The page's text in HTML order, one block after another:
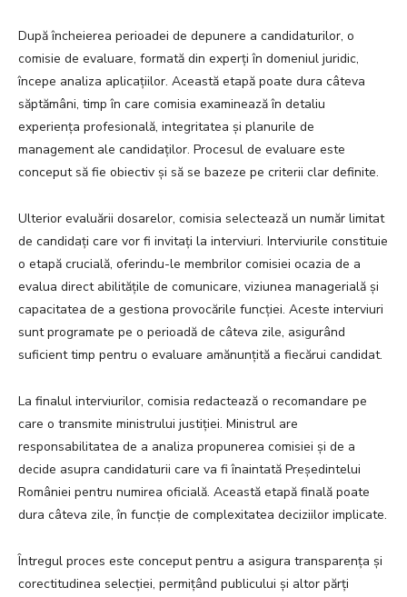
După încheierea perioadei de depunere a candidaturilor, o
comisie de evaluare, formată din experți în domeniul juridic,
începe analiza aplicațiilor. Această etapă poate dura câteva
săptămâni, timp în care comisia examinează în detaliu
experiența profesională, integritatea și planurile de
management ale candidaților. Procesul de evaluare este
conceput să fie obiectiv și să se bazeze pe criterii clar definite.
Ulterior evaluării dosarelor, comisia selectează un număr limitat
de candidați care vor fi invitați la interviuri. Interviurile constituie
o etapă crucială, oferindu-le membrilor comisiei ocazia de a
evalua direct abilitățile de comunicare, viziunea managerială și
capacitatea de a gestiona provocările funcției. Aceste interviuri
sunt programate pe o perioadă de câteva zile, asigurând
suficient timp pentru o evaluare amănunțită a fiecărui candidat.
La finalul interviurilor, comisia redactează o recomandare pe
care o transmite ministrului justiției. Ministrul are
responsabilitatea de a analiza propunerea comisiei și de a
decide asupra candidaturii care va fi înaintată Președintelui
României pentru numirea oficială. Această etapă finală poate
dura câteva zile, în funcție de complexitatea deciziilor implicate.
Întregul proces este conceput pentru a asigura transparența și
corectitudinea selecției, permițând publicului și altor părți